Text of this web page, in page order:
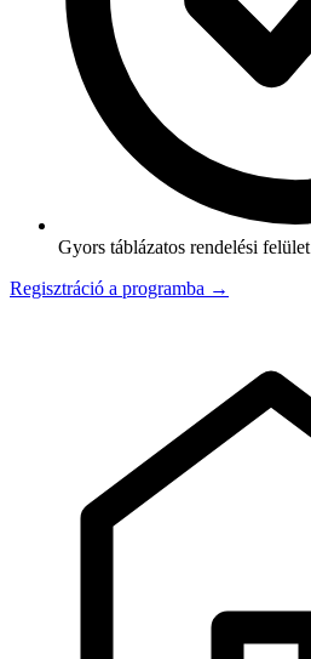
Gyors táblázatos rendelési felület
Regisztráció a programba →